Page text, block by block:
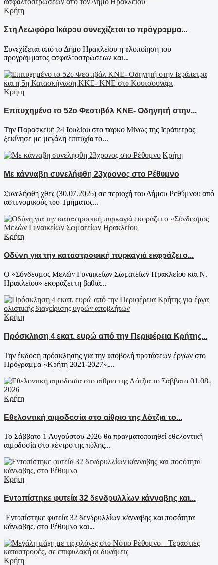
Κρήτη
Στη Λεωφόρο Ικάρου συνεχίζεται το πρόγραμμα...
Συνεχίζεται από το Δήμο Ηρακλείου η υλοποίηση του
προγράμματος ασφαλτοστρώσεων και...
Κρήτη
Επιτυχημένο το 52ο Φεστιβάλ ΚΝΕ- Οδηγητή στην...
Την Παρασκευή 24 Ιουλίου στο πάρκο Μίνως της Ιεράπετρας
ξεκίνησε με μεγάλη επιτυχία το...
Κρήτη
Με κάνναβη συνελήφθη 23χρονος στο Ρέθυμνο
Συνελήφθη χθες (30.07.2026) σε περιοχή του Δήμου Ρεθύμνου από
αστυνομικούς του Τμήματος...
Κρήτη
Οδύνη για την καταστροφική πυρκαγιά εκφράζει ο...
Ο «Σύνδεσμος Μελών Γυναικείων Σωματείων Ηρακλείου και Ν.
Ηρακλείου» εκφράζει τη βαθιά...
Κρήτη
Πρόσκληση 4 εκατ. ευρώ από την Περιφέρεια Κρήτης...
Την έκδοση πρόσκλησης για την υποβολή προτάσεων έργων στο
Πρόγραμμα «Κρήτη 2021-2027»,...
Κρήτη
Εθελοντική αιμοδοσία στο αίθριο της Λότζια το...
Το Σάββατο 1 Αυγούστου 2026 θα πραγματοποιηθεί εθελοντική
αιμοδοσία στο κέντρο της πόλης...
Κρήτη
Εντοπίστηκε φυτεία 32 δενδρυλλίων κάνναβης και...
Εντοπίστηκε φυτεία 32 δενδρυλλίων κάνναβης και ποσότητα
κάνναβης, στο Ρέθυμνο και...
Κρήτη